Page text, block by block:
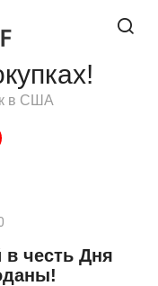
в США
честь Дня